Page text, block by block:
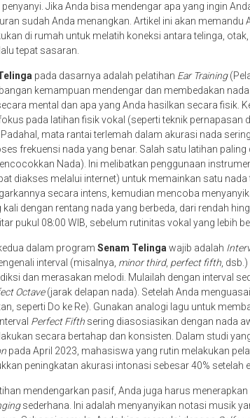
Jika Anda bisa mendengar apa yang ingin
sudah Anda menangkan. Artikel ini akan
di rumah untuk melatih koneksi antara telinga,
tepat sasaran.
pada dasarnya adalah pelatihan Ear Training
kemampuan mendengar dan membedakan
mental dan apa yang Anda hasilkan secara fisik.
pada latihan fisik vokal (seperti teknik pernapasan
mata rantai terlemah dalam akurasi nada
frekuensi nada yang benar. Salah satu latihan
Nada). Ini melibatkan penggunaan
diakses melalui internet) untuk memainkan satu
secara intens, kemudian mencoba
kali dengan rentang nada yang berbeda, dari rendah
pukul 08:00 WIB, sebelum rutinitas vokal yang lebih
dalam program Senam Telinga wajib adalah
interval (misalnya, minor third, perfect fifth ,
dan merasakan melodi. Mulailah dengan interval
Octave(jarak delapan nada). Setelah Anda
seperti Do ke Re). Gunakan analogi lagu untuk
Perfect Fifth sering diasosiasikan dengan nada
secara bertahap dan konsisten. Dalam studi
pada April 2023, mahasiswa yang rutin melakukan
peningkatan akurasi intonasi sebesar 40% setelah
mendengarkan pasif, Anda juga harus
sederhana. Ini adalah menyanyikan notasi musik